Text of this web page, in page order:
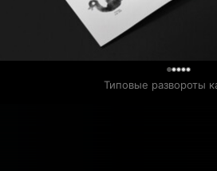
Типовые развороты